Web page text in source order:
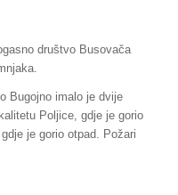
društvo Busovača
Bugojno imalo je dvije
Poljice, gdje je gorio
je gorio otpad. Požari